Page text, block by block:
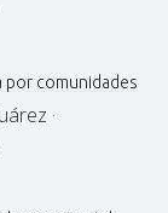
por comunidades
·